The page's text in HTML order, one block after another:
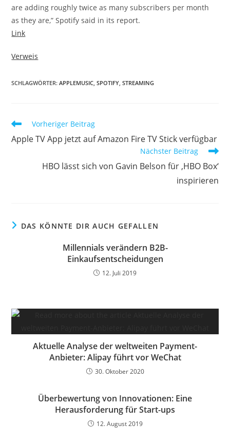
are adding roughly twice as many subscribers per month
as they are,” Spotify said in its report.
Link
Verweis
SCHLAGWÖRTER:APPLEMUSIC, SPOTIFY, STREAMING
Vorheriger Beitrag
Apple TV App jetzt auf Amazon Fire TV Stick verfügbar
Nächster Beitrag
HBO lässt sich von Gavin Belson für ‚HBO Box‘
inspirieren
DAS KÖNNTE DIR AUCH GEFALLEN
Millennials verändern B2B-
Einkaufsentscheidungen
12. Juli 2019
Aktuelle Analyse der weltweiten Payment-
Anbieter: Alipay führt vor WeChat
30. Oktober 2020
Überbewertung von Innovationen: Eine
Herausforderung für Start-ups
12. August 2019